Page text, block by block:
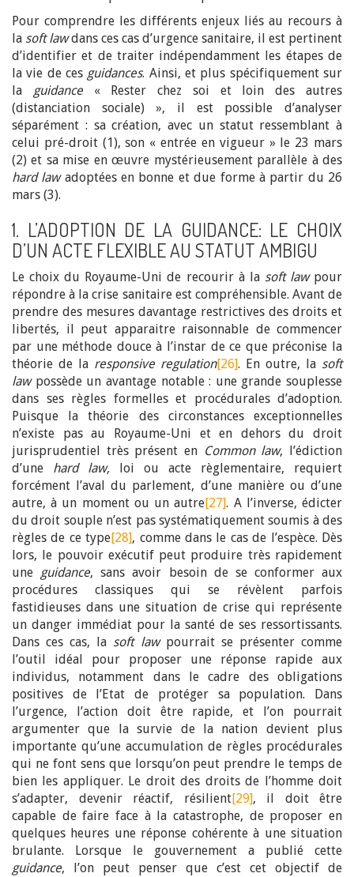
Pour comprendre les différents enjeux liés au recours à
la soft lawdans ces cas d’urgence sanitaire, il est pertinent
d’identifier et de traiter indépendamment les étapes de
la vie de ces guidances. Ainsi, et plus spécifiquement sur
la guidance « Rester chez soi et loin des autres
(distanciation sociale) », il est possible d’analyser
séparément : sa création, avec un statut ressemblant à
celui pré-droit (1), son « entrée en vigueur » le 23 mars
(2) et sa mise en œuvre mystérieusement parallèle à des
hard lawadoptées en bonne et due forme à partir du 26
mars (3).
1. L’ADOPTION DE LA GUIDANCE: LE CHOIX
D’UN ACTE FLEXIBLE AU STATUT AMBIGU
Le choix du Royaume-Uni de recourir à la soft lawpour
répondre à la crise sanitaire est compréhensible. Avant de
prendre des mesures davantage restrictives des droits et
libertés, il peut apparaitre raisonnable de commencer
par une méthode douce à l’instar de ce que préconise la
théorie de la responsive regulation[26]. En outre, la soft
lawpossède un avantage notable : une grande souplesse
dans ses règles formelles et procédurales d’adoption.
Puisque la théorie des circonstances exceptionnelles
n’existe pas au Royaume-Uni et en dehors du droit
jurisprudentiel très présent en Common law, l’édiction
d’une hard law, loi ou acte règlementaire, requiert
forcément l’aval du parlement, d’une manière ou d’une
autre, à un moment ou un autre[27]. A l’inverse, édicter
du droit souple n’est pas systématiquement soumis à des
règles de ce type[28], comme dans le cas de l’espèce. Dès
lors, le pouvoir exécutif peut produire très rapidement
une guidance, sans avoir besoin de se conformer aux
procédures classiques qui se révèlent parfois
fastidieuses dans une situation de crise qui représente
un danger immédiat pour la santé de ses ressortissants.
Dans ces cas, la soft lawpourrait se présenter comme
l’outil idéal pour proposer une réponse rapide aux
individus, notamment dans le cadre des obligations
positives de l’Etat de protéger sa population. Dans
l’urgence, l’action doit être rapide, et l’on pourrait
argumenter que la survie de la nation devient plus
importante qu’une accumulation de règles procédurales
qui ne font sens que lorsqu’on peut prendre le temps de
bien les appliquer. Le droit des droits de l’homme doit
s’adapter, devenir réactif, résilient[29], il doit être
capable de faire face à la catastrophe, de proposer en
quelques heures une réponse cohérente à une situation
brulante. Lorsque le gouvernement a publié cette
guidance, l’on peut penser que c’est cet objectif de